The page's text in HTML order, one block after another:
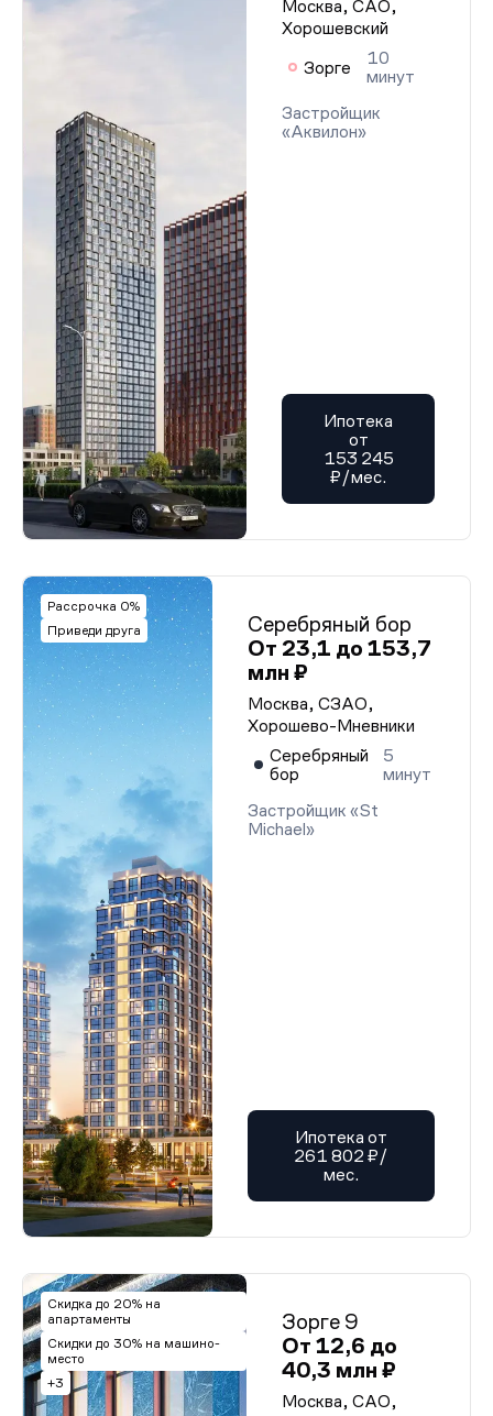
Москва, САО,
Хорошевский
Зорге
10
минут
Застройщик
«Аквилон»
Ипотека
от
153 245
₽/мес.
Рассрочка 0%
Приведи друга
Серебряный бор
От 23,1 до 153,7
млн ₽
Москва, СЗАО,
Хорошево-Мневники
Серебряный
бор
5
минут
Застройщик «St
Michael»
Ипотека от
261 802 ₽/
мес.
Скидка до 20% на
апартаменты
Скидки до 30% на машино-
место
+3
Зорге 9
От 12,6 до
40,3 млн ₽
Москва, САО,